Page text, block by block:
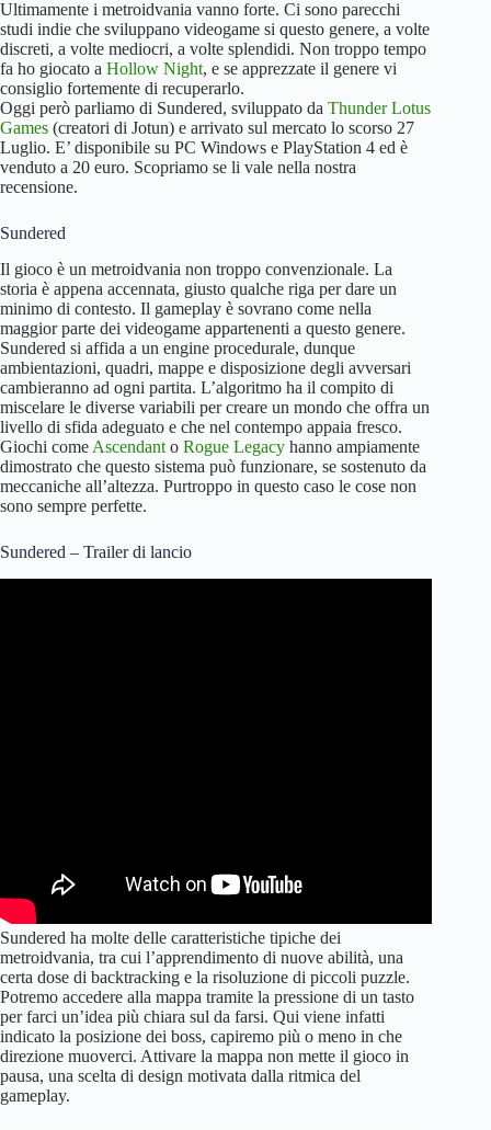
Ultimamente i metroidvania vanno forte. Ci sono parecchi
studi indie che sviluppano videogame si questo genere, a volte
discreti, a volte mediocri, a volte splendidi. Non troppo tempo
fa ho giocato a Hollow Night, e se apprezzate il genere vi
consiglio fortemente di recuperarlo.
Oggi però parliamo di Sundered, sviluppato da Thunder Lotus
Games (creatori di Jotun) e arrivato sul mercato lo scorso 27
Luglio. E’ disponibile su PC Windows e PlayStation 4 ed è
venduto a 20 euro. Scopriamo se li vale nella nostra
recensione.
Sundered
Il gioco è un metroidvania non troppo convenzionale. La
storia è appena accennata, giusto qualche riga per dare un
minimo di contesto. Il gameplay è sovrano come nella
maggior parte dei videogame appartenenti a questo genere.
Sundered si affida a un engine procedurale, dunque
ambientazioni, quadri, mappe e disposizione degli avversari
cambieranno ad ogni partita. L’algoritmo ha il compito di
miscelare le diverse variabili per creare un mondo che offra un
livello di sfida adeguato e che nel contempo appaia fresco.
Giochi come Ascendant o Rogue Legacy hanno ampiamente
dimostrato che questo sistema può funzionare, se sostenuto da
meccaniche all’altezza. Purtroppo in questo caso le cose non
sono sempre perfette.
Sundered – Trailer di lancio
Sundered ha molte delle caratteristiche tipiche dei
metroidvania, tra cui l’apprendimento di nuove abilità, una
certa dose di backtracking e la risoluzione di piccoli puzzle.
Potremo accedere alla mappa tramite la pressione di un tasto
per farci un’idea più chiara sul da farsi. Qui viene infatti
indicato la posizione dei boss, capiremo più o meno in che
direzione muoverci. Attivare la mappa non mette il gioco in
pausa, una scelta di design motivata dalla ritmica del
gameplay.